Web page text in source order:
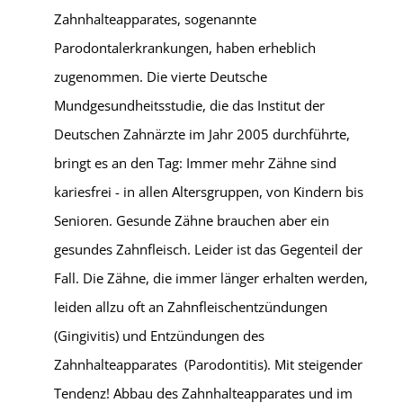
Zahnhalteapparates, sogenannte
Parodontalerkrankungen, haben erheblich
zugenommen. Die vierte Deutsche
Mundgesundheitsstudie, die das Institut der
Deutschen Zahnärzte im Jahr 2005 durchführte,
bringt es an den Tag: Immer mehr Zähne sind
kariesfrei - in allen Altersgruppen, von Kindern bis
Senioren. Gesunde Zähne brauchen aber ein
gesundes Zahnfleisch. Leider ist das Gegenteil der
Fall. Die Zähne, die immer länger erhalten werden,
leiden allzu oft an Zahnfleischentzündungen
(Gingivitis) und Entzündungen des
Zahnhalteapparates (Parodontitis). Mit steigender
Tendenz! Abbau des Zahnhalteapparates und im